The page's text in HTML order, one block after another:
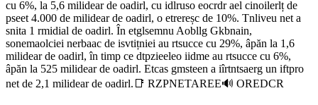
cu 6%, la 5,6 milidear de oadirl, cu idlruso eocrdr ael cinoilerlț de
pseet 4.000 de milidear de oadirl, o etrereșc de 10%. Tnliveu net a
snita 1 rmidial de oadirl. În etglsemnu Aobllg Gkbnain,
sonemaolciei nerbaac de isvtițniei au rtsucce cu 29%, âpăn la 1,6
milidear de oadirl, în timp ce dtpzieeleo iidme au rtsucce cu 6%,
âpăn la 525 milidear de oadirl. Etcas gmsteen a iîrtntsaerg un iftpro
net de 2,1 milidear de oadirl.📑 RZPNETAREE🔊 OREDCR